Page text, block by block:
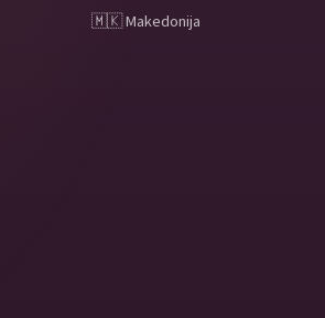
🇲🇰 Makedonija